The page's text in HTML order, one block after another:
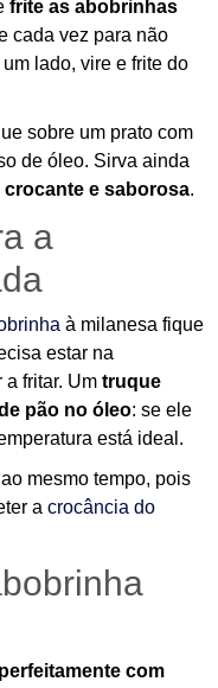
frite as abobrinhas
cada vez para não
lado, vire e frite do
sobre um prato com
de óleo. Sirva ainda
e saborosa.
a
à milanesa fique
estar na
a fritar. Um truque
pão no óleo: se ele
está ideal.
mesmo tempo, pois
a crocância do
com